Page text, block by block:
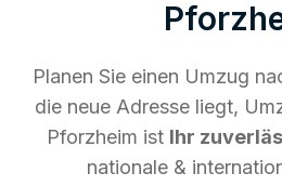
Planen Sie einen Umzug
die neue Adresse liegt,
Pforzheim ist Ihr
nationale &